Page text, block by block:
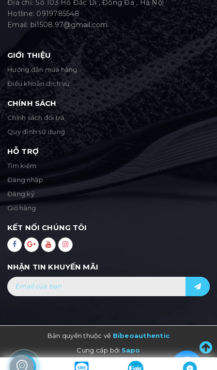
Địa chỉ: Số 103 Hồ Đắc Di , Đống Đa , Hà Nội
Hotline: 0919785548
Email: bi1508.97@gmail.com
GIỚI THIỆU
Hướng dẫn mua hàng
Điều khoản dịch vụ
CHÍNH SÁCH
Chính sách đổi trả
Quy định sử dụng
HỖ TRỢ
Tìm kiếm
Đăng nhập
Đăng ký
Giỏ hàng
KẾT NỐI CHÚNG TÔI
NHẬN TIN KHUYẾN MÃI
Bản quyền thuộc về Bibeoauthentic
Cung cấp bởi Sapo